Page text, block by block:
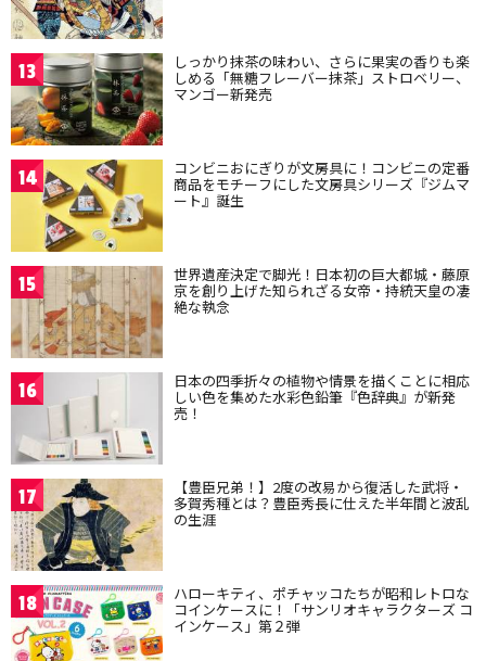
13 しっかり抹茶の味わい、さらに果実の香りも楽
しめる「無糖フレーバー抹茶」ストロベリー、
マンゴー新発売
14 コンビニおにぎりが文房具に！コンビニの定番
商品をモチーフにした文房具シリーズ『ジムマ
ート』誕生
15 世界遺産決定で脚光！日本初の巨大都城・藤原
京を創り上げた知られざる女帝・持統天皇の凄
絶な執念
16 日本の四季折々の植物や情景を描くことに相応
しい色を集めた水彩色鉛筆『色辞典』が新発
売！
17 【豊臣兄弟！】2度の改易から復活した武将・
多賀秀種とは？豊臣秀長に仕えた半年間と波乱
の生涯
18 ハローキティ、ポチャッコたちが昭和レトロな
コインケースに！「サンリオキャラクターズ コ
インケース」第２弾